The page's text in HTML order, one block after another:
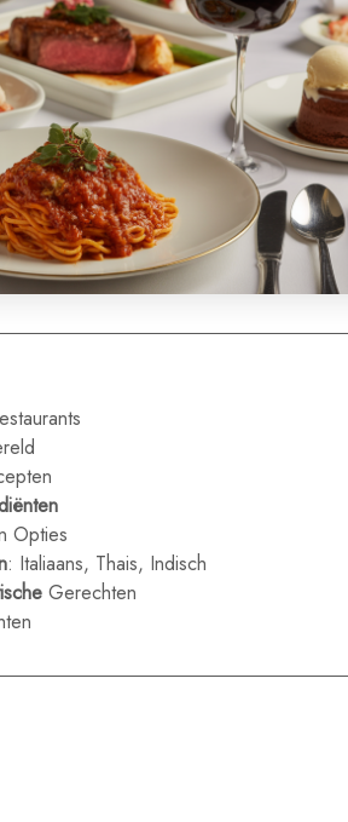
Opties
: Italiaans, Thais, Indisch
Gerechten